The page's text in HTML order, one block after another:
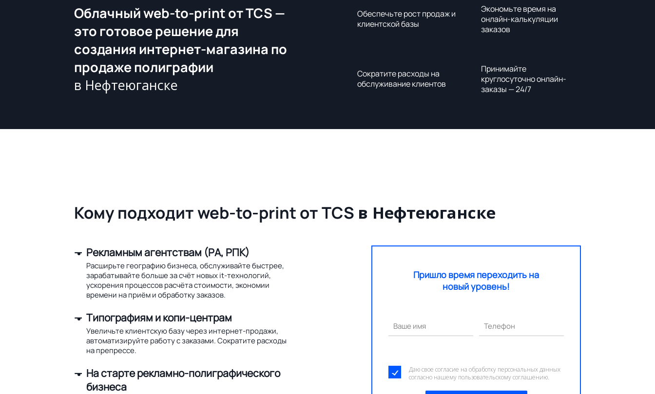
Облачный web-to-print от TCS —
это готовое решение для
создания интернет-магазина по
продаже полиграфии
в Нефтеюганске
Обеспечьте рост продаж и
клиентской базы
Экономьте время на
онлайн-калькуляции
заказов
Сократите расходы на
обслуживание клиентов
Принимайте
круглосуточно онлайн-
заказы — 24/7
Кому подходит web-to-print от TCS в Нефтеюганске
Рекламным агентствам (РА, РПК)
Расширьте географию бизнеса, обслуживайте быстрее,
зарабатывайте больше за счёт новых it-технологий,
ускорения процессов расчёта стоимости, экономии
времени на приём и обработку заказов.
Типографиям и копи-центрам
Увеличьте клиентскую базу через интернет-продажи,
автоматизируйте работу с заказами. Сократите расходы
на препрессе.
На старте рекламно-полиграфического
бизнеса
Пришло время переходить на
новый уровень!
Ваше имя Телефон
Даю свое согласие на обработку персональных данных
согласно нашему пользовательскому соглашению.